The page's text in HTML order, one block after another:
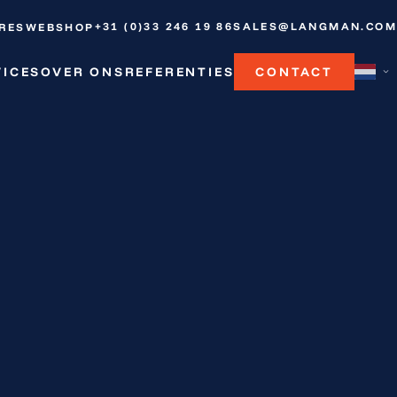
OVER ONS REFERENTIES CONTACT
WEBSHOP +31 (0)33 246 19 86SALES@LANGMAN.COM